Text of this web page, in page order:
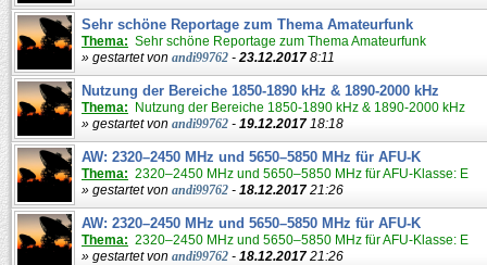
Sehr schöne Reportage zum Thema Amateurfunk
Thema: Sehr schöne Reportage zum Thema Amateurfunk
» gestartet von andi99762 - 23.12.2017 8:11
Nutzung der Bereiche 1850-1890 kHz & 1890-2000 kHz
Thema: Nutzung der Bereiche 1850-1890 kHz & 1890-2000 kHz
» gestartet von andi99762 - 19.12.2017 18:18
AW: 2320–2450 MHz und 5650–5850 MHz für AFU-K
Thema: 2320–2450 MHz und 5650–5850 MHz für AFU-Klasse: E
» gestartet von andi99762 - 18.12.2017 21:26
AW: 2320–2450 MHz und 5650–5850 MHz für AFU-K
Thema: 2320–2450 MHz und 5650–5850 MHz für AFU-Klasse: E
» gestartet von andi99762 - 18.12.2017 21:26